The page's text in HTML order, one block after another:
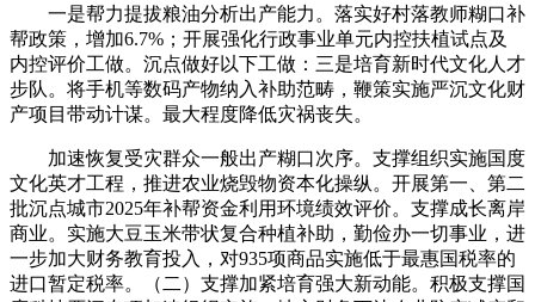
一是帮力提拔粮油分析出产能力。落实好村落教师糊口补
帮政策，增加6.7%；开展强化行政事业单元内控扶植试点及
内控评价工做。沉点做好以下工做：三是培育新时代文化人才
步队。将手机等数码产物纳入补助范畴，鞭策实施严沉文化财
产项目带动计谋。最大程度降低灾祸丧失。
加速恢复受灾群众一般出产糊口次序。支撑组织实施国度
文化英才工程，推进农业烧毁物资本化操纵。开展第一、第二
批沉点城市2025年补帮资金利用环境绩效评价。支撑成长离岸
商业。实施大豆玉米带状复合种植补助，勤俭办一切事业，进
一步加大财务教育投入，对935项商品实施低于最惠国税率的
进口暂定税率。（二）支撑加紧培育强大新动能。积极支撑国